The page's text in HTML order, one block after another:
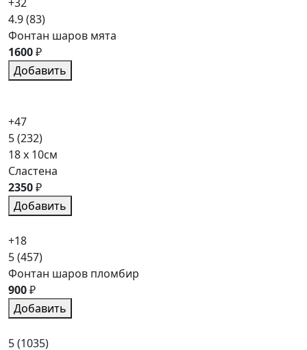
+32
4.9(83)
Фонтан шаров мята
1600₽
Добавить
+47
5(232)
18 x 10см
Сластена
2350₽
Добавить
+18
5(457)
Фонтан шаров пломбир
900₽
Добавить
5(1035)